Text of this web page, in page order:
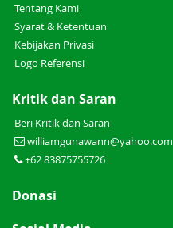
Tentang Kami
Syarat & Ketentuan
Kebijakan Privasi
Logo Referensi
Kritik dan Saran
Beri Kritik dan Saran
williamgunawann@yahoo.com
+62 83875755726
Donasi